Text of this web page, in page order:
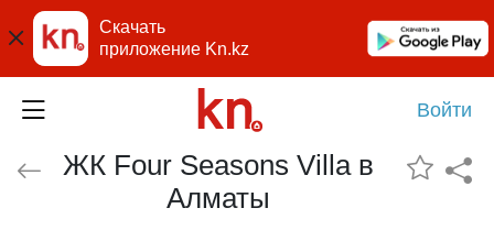
Скачать
приложение Kn.kz
Войти
ЖК Four Seasons Villa в
Алматы